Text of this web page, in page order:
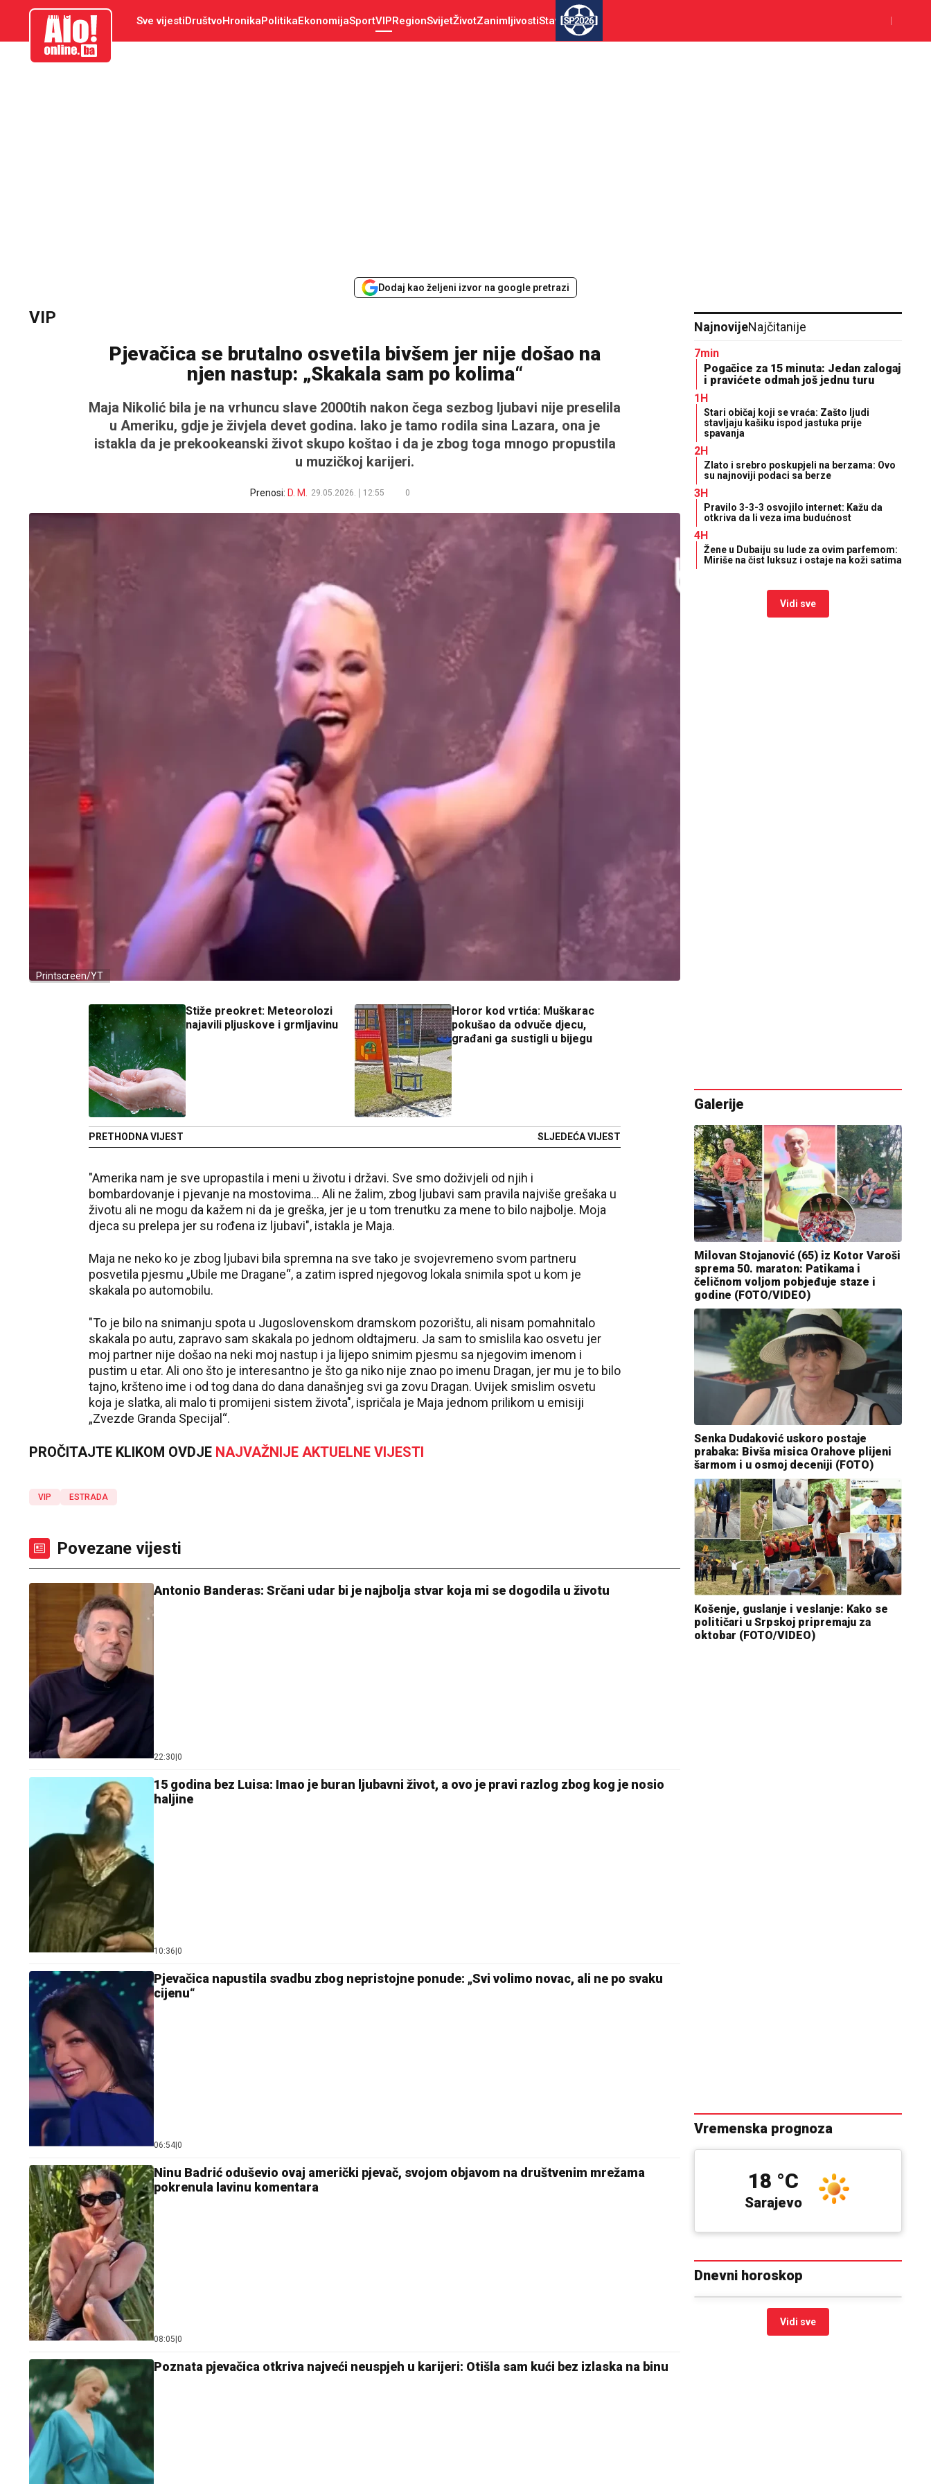
aloonline.ba Sve vijestiDruštvoHronikaPolitikaEkonomijaSportVIPRegionSvijetŽivotZanimljivostiStav SP2026
Dodaj kao željeni izvor na google pretrazi
VIP
Pjevačica se brutalno osvetila bivšem jer nije došao na
njen nastup: „Skakala sam po kolima“
Maja Nikolić bila je na vrhuncu slave 2000tih nakon čega sezbog ljubavi nije preselila
u Ameriku, gdje je živjela devet godina. Iako je tamo rodila sina Lazara, ona je
istakla da je prekookeanski život skupo koštao i da je zbog toga mnogo propustila
u muzičkoj karijeri.
Prenosi: D. M. 29.05.2026. 12:55 0
Printscreen/YT
Stiže preokret: Meteorolozi
najavili pljuskove i grmljavinu
PRETHODNA VIJEST
Horor kod vrtića: Muškarac
pokušao da odvuče djecu,
građani ga sustigli u bijegu
SLJEDEĆA VIJEST
"Amerika nam je sve upropastila i meni u životu i državi. Sve smo doživjeli od njih i
bombardovanje i pjevanje na mostovima… Ali ne žalim, zbog ljubavi sam pravila najviše grešaka u
životu ali ne mogu da kažem ni da je greška, jer je u tom trenutku za mene to bilo najbolje. Moja
djeca su prelepa jer su rođena iz ljubavi", istakla je Maja.
Maja ne neko ko je zbog ljubavi bila spremna na sve tako je svojevremeno svom partneru
posvetila pjesmu „Ubile me Dragane“, a zatim ispred njegovog lokala snimila spot u kom je
skakala po automobilu.
"To je bilo na snimanju spota u Jugoslovenskom dramskom pozorištu, ali nisam pomahnitalo
skakala po autu, zapravo sam skakala po jednom oldtajmeru. Ja sam to smislila kao osvetu jer
moj partner nije došao na neki moj nastup i ja lijepo snimim pjesmu sa njegovim imenom i
pustim u etar. Ali ono što je interesantno je što ga niko nije znao po imenu Dragan, jer mu je to bilo
tajno, kršteno ime i od tog dana do dana današnjeg svi ga zovu Dragan. Uvijek smislim osvetu
koja je slatka, ali malo ti promijeni sistem života", ispričala je Maja jednom prilikom u emisiji
„Zvezde Granda Specijal“.
PROČITAJTE KLIKOM OVDJE NAJVAŽNIJE AKTUELNE VIJESTI
VIP ESTRADA
Povezane vijesti
Antonio Banderas: Srčani udar bi je najbolja stvar koja mi se dogodila u životu
22:30 0
15 godina bez Luisa: Imao je buran ljubavni život, a ovo je pravi razlog zbog kog je nosio
haljine
10:36 0
Pjevačica napustila svadbu zbog nepristojne ponude: „Svi volimo novac, ali ne po svaku
cijenu“
06:54 0
Ninu Badrić oduševio ovaj američki pjevač, svojom objavom na društvenim mrežama
pokrenula lavinu komentara
08:05 0
Poznata pjevačica otkriva najveći neuspjeh u karijeri: Otišla sam kući bez izlaska na binu
NajnovijeNajčitanije
7min
Pogačice za 15 minuta: Jedan zalogaj
i pravićete odmah još jednu turu
1H
Stari običaj koji se vraća: Zašto ljudi
stavljaju kašiku ispod jastuka prije
spavanja
2H
Zlato i srebro poskupjeli na berzama: Ovo
su najnoviji podaci sa berze
3H
Pravilo 3-3-3 osvojilo internet: Kažu da
otkriva da li veza ima budućnost
4H
Žene u Dubaiju su lude za ovim parfemom:
Miriše na čist luksuz i ostaje na koži satima
Vidi sve
Galerije
Milovan Stojanović (65) iz Kotor Varoši
sprema 50. maraton: Patikama i
čeličnom voljom pobjeđuje staze i
godine (FOTO/VIDEO)
Senka Dudaković uskoro postaje
prabaka: Bivša misica Orahove plijeni
šarmom i u osmoj deceniji (FOTO)
Košenje, guslanje i veslanje: Kako se
političari u Srpskoj pripremaju za
oktobar (FOTO/VIDEO)
Vremenska prognoza
17 °C
Sarajevo
18 °C
Dnevni horoskop
Vidi sve